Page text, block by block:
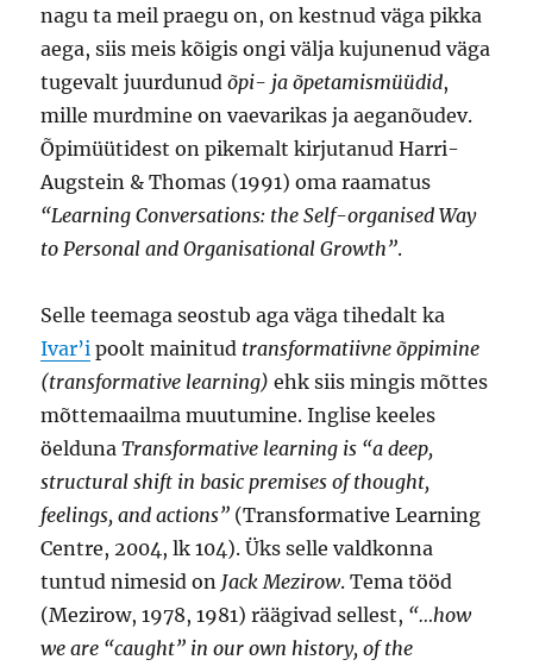
nagu ta meil praegu on, on kestnud väga pikka
aega, siis meis kõigis ongi välja kujunenud väga
tugevalt juurdunudõpi- ja õpetamismüüdid,
mille murdmine on vaevarikas ja aeganõudev.
Õpimüütidest on pikemalt kirjutanud Harri-
Augstein & Thomas (1991) oma raamatus
“Learning Conversations: the Self-organised Way
to Personal and Organisational Growth”.
Selle teemaga seostub aga väga tihedalt ka
Ivar’i poolt mainitud transformatiivne õppimine
(transformative learning) ehk siis mingis mõttes
mõttemaailma muutumine. Inglise keeles
öeldunaTransformative learning is “a deep,
structural shift in basic premises of thought,
feelings, and actions” (Transformative Learning
Centre, 2004, lk 104). Üks selle valdkonna
tuntud nimesid on Jack Mezirow. Tema tööd
(Mezirow, 1978, 1981) räägivad sellest, “…how
we are “caught” in our own history, of the